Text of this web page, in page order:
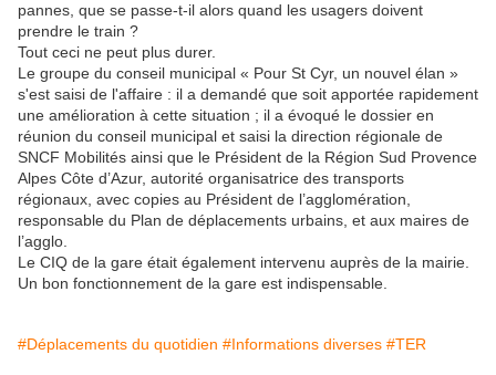
pannes, que se passe-t-il alors quand les usagers doivent
prendre le train ?
Tout ceci ne peut plus durer.
Le groupe du conseil municipal « Pour St Cyr, un nouvel élan »
s'est saisi de l'affaire : il a demandé que soit apportée rapidement
une amélioration à cette situation ; il a évoqué le dossier en
réunion du conseil municipal et saisi la direction régionale de
SNCF Mobilités ainsi que le Président de la Région Sud Provence
Alpes Côte d’Azur, autorité organisatrice des transports
régionaux, avec copies au Président de l’agglomération,
responsable du Plan de déplacements urbains, et aux maires de
l’agglo.
Le CIQ de la gare était également intervenu auprès de la mairie.
Un bon fonctionnement de la gare est indispensable.
#Déplacements du quotidien #Informations diverses #TER